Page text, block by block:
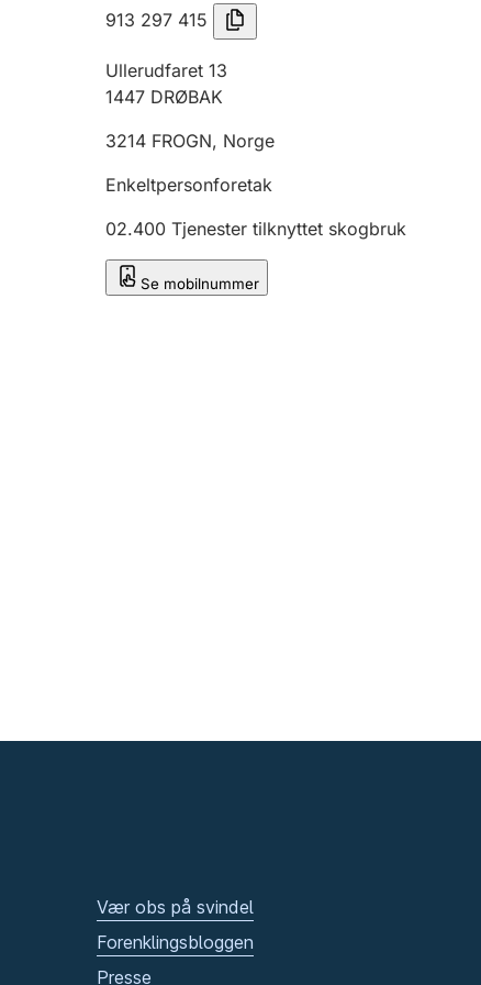
913 297 415
Ullerudfaret 13
1447 DRØBAK
3214 FROGN, Norge
Enkeltpersonforetak
02.400 Tjenester tilknyttet skogbruk
Se mobilnummer
Vær obs på svindel
Forenklingsbloggen
Presse